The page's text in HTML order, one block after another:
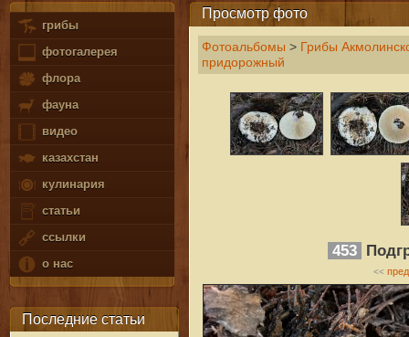
грибы
фотогалерея
флора
фауна
видео
казахстан
кулинария
статьи
ссылки
о нас
Последние статьи
Просмотр фото
Фотоальбомы > Грибы
придорожный
453
<<